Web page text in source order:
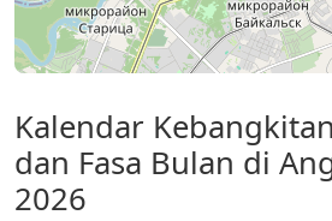
Kalendar
dan Fasa Bulan di
2026